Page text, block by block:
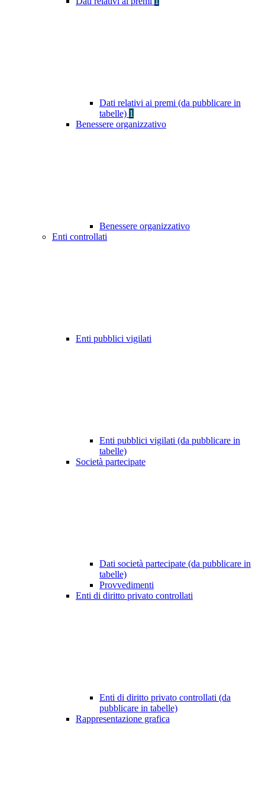
Dati relativi ai premi (da pubblicare in
tabelle) 1
Benessere organizzativo
Benessere organizzativo
Enti controllati
Enti pubblici vigilati
Enti pubblici vigilati (da pubblicare in
tabelle)
Società partecipate
Dati società partecipate (da pubblicare in
tabelle)
Provvedimenti
Enti di diritto privato controllati
Enti di diritto privato controllati (da
pubblicare in tabelle)
Rappresentazione grafica